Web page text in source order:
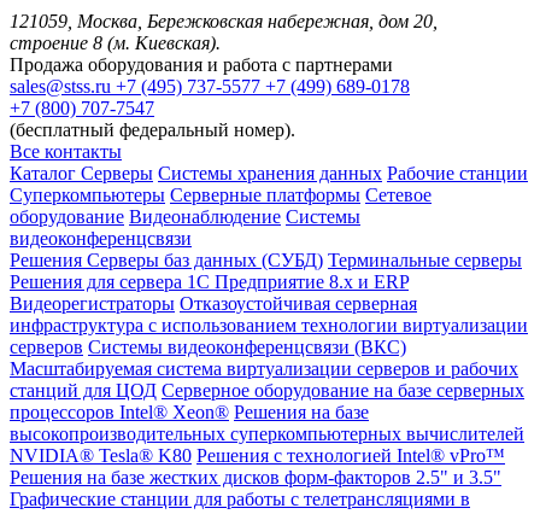
121059, Москва, Бережковская набережная, дом 20,
строение 8 (м. Киевская).
Продажа оборудования и работа с партнерами
sales@stss.ru +7 (495) 737-5577 +7 (499) 689-0178
+7 (800) 707-7547
(бесплатный федеральный номер).
Все контакты
Каталог Серверы Системы хранения данных Рабочие станции
Суперкомпьютеры Серверные платформы Сетевое
оборудование Видеонаблюдение Системы
видеоконференцсвязи
Решения Серверы баз данных (СУБД) Терминальные серверы
Решения для сервера 1С Предприятие 8.x и ERP
Видеорегистраторы Отказоустойчивая серверная
инфраструктура с использованием технологии виртуализации
серверов Системы видеоконференцсвязи (ВКС)
Масштабируемая система виртуализации серверов и рабочих
станций для ЦОД Серверное оборудование на базе серверных
процессоров Intel® Xeon® Решения на базе
высокопроизводительных суперкомпьютерных вычислителей
NVIDIA® Tesla® K80 Решения с технологией Intel® vPro™
Решения на базе жестких дисков форм-факторов 2.5" и 3.5"
Графические станции для работы с телетрансляциями в